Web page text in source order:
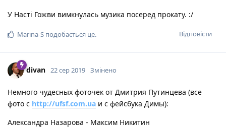
У Насті Гожви вимкнулась музика посеред прокату. :/
Відповісти
Marina-S подобається це.
divan 22 сер 2019 Змінено
Немного чудесных фоточек от Дмитрия Путинцева (все
фото с http://ufsf.com.ua и с фейсбука Димы):
Александра Назарова - Максим Никитин